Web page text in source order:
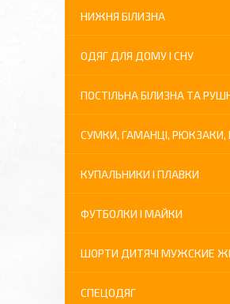
НИЖНЯ БІЛИЗНА
ОДЯГ ДЛЯ ДОМУ І СНУ
ПОСТІЛЬНА БІЛИЗНА ТА
СУМКИ, ГАМАНЦІ, РЮКЗАКИ,
КУПАЛЬНИКИ І ПЛАВКИ
ФУТБОЛКИ І МАЙКИ
ШОРТИ ДИТЯЧІ МУЖСКИЕ
СПЕЦОДЯГ